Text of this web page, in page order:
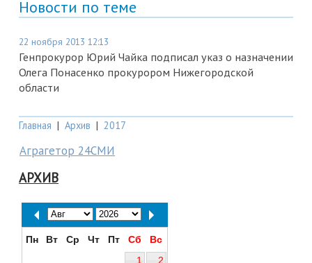
Новости по теме
22 ноября 2013 12:13
Генпрокурор Юрий Чайка подписал указ о назначении
Олега Понасенко прокурором Нижегородской
области
Главная | Архив | 2017
Аграгетор 24СМИ
АРХИВ
Пн Вт Ср Чт Пт Сб
Вс
1
2